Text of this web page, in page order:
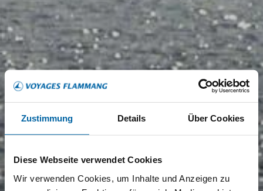
Zustimmung Details Über Cookies
Diese Webseite verwendet Cookies
Wir verwenden Cookies, um Inhalte und Anzeigen zu